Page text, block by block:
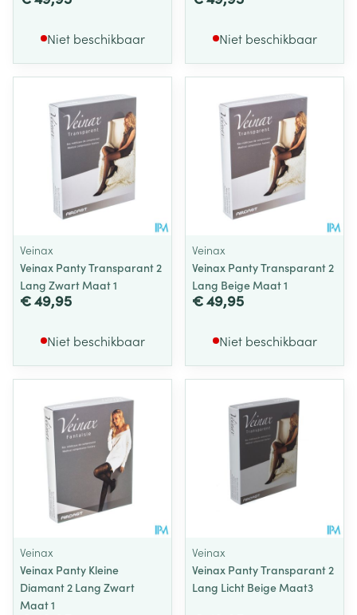
Niet beschikbaar Niet beschikbaar
Veinax
Veinax Panty Transparant 2
Lang Zwart Maat 1
€ 49,95
Niet beschikbaar
Veinax
Veinax Panty Transparant 2
Lang Beige Maat 1
€ 49,95
Niet beschikbaar
Veinax
Veinax Panty Kleine
Diamant 2 Lang Zwart
Maat 1
Veinax
Veinax Panty Transparant 2
Lang Licht Beige Maat3